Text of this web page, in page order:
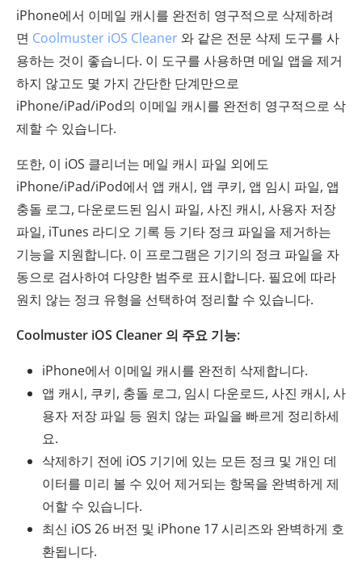
iPhone에서 이메일 캐시를 완전히 영구적으로 삭제하려
면 Coolmuster iOS Cleaner 와 같은 전문 삭제 도구를 사
용하는 것이 좋습니다. 이 도구를 사용하면 메일 앱을 제거
하지 않고도 몇 가지 간단한 단계만으로
iPhone/iPad/iPod의 이메일 캐시를 완전히 영구적으로 삭
제할 수 있습니다.
또한, 이 iOS 클리너는 메일 캐시 파일 외에도
iPhone/iPad/iPod에서 앱 캐시, 앱 쿠키, 앱 임시 파일, 앱
충돌 로그, 다운로드된 임시 파일, 사진 캐시, 사용자 저장
파일, iTunes 라디오 기록 등 기타 정크 파일을 제거하는
기능을 지원합니다. 이 프로그램은 기기의 정크 파일을 자
동으로 검사하여 다양한 범주로 표시합니다. 필요에 따라
원치 않는 정크 유형을 선택하여 정리할 수 있습니다.
Coolmuster iOS Cleaner 의 주요 기능:
iPhone에서 이메일 캐시를 완전히 삭제합니다.
앱 캐시, 쿠키, 충돌 로그, 임시 다운로드, 사진 캐시, 사
용자 저장 파일 등 원치 않는 파일을 빠르게 정리하세
요.
삭제하기 전에 iOS 기기에 있는 모든 정크 및 개인 데
이터를 미리 볼 수 있어 제거되는 항목을 완벽하게 제
어할 수 있습니다.
최신 iOS 26 버전 및 iPhone 17 시리즈와 완벽하게 호
환됩니다.